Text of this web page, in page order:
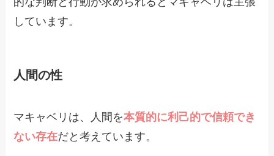
しています。
人間の性
マキャベリは、人間を本質的に利己的で信頼でき
ない存在だと考えています。